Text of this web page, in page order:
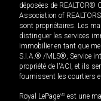
déposées de REALTOR®
Association of
sont propriétaires. Les
distinguer les services
immobilier en tant que
S.I.A.® /MLS®, Service
propriété de l'ACI, et ils
fournissent les courtiers
Royal LePageMD est une